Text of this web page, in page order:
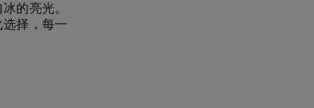
的亮光。
择，每一